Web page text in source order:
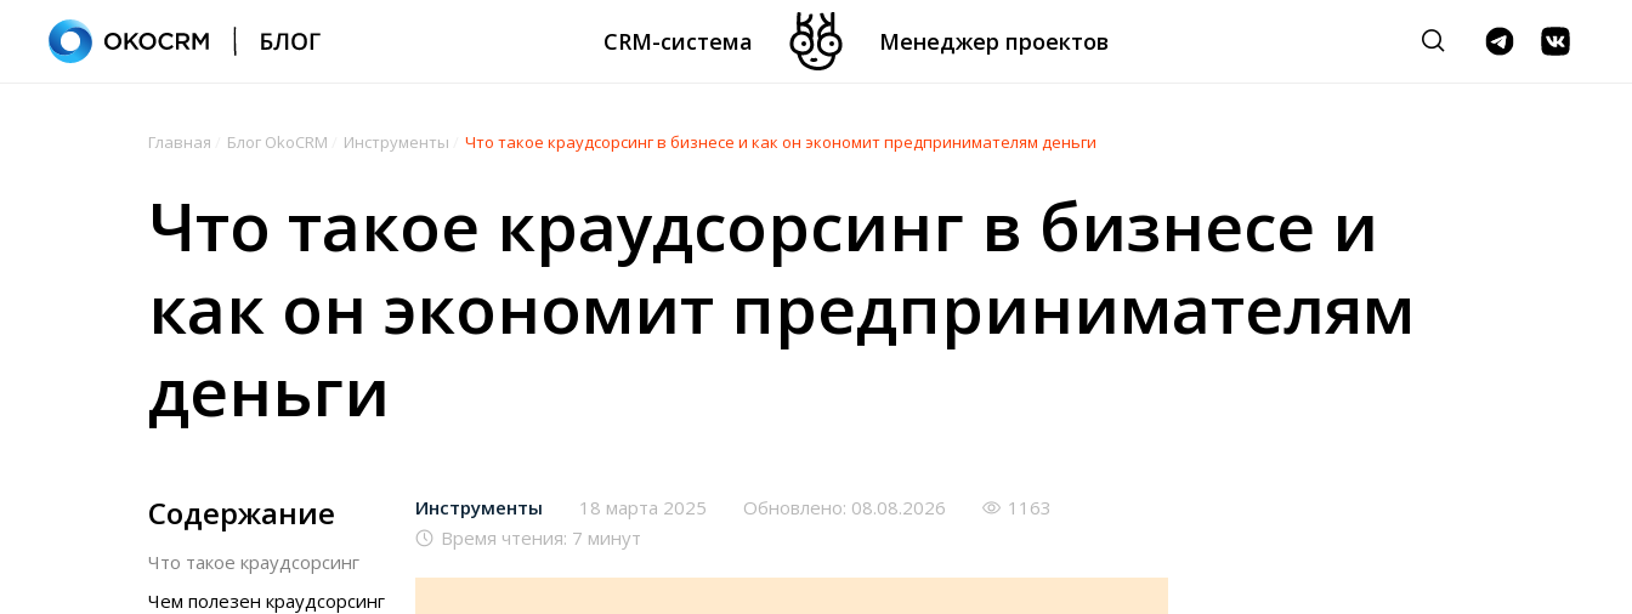
CRM-система Менеджер проектов
Главная Блог OkoCRM Инструменты Что такое краудсорсинг в бизнесе и как он экономит предпринимателям деньги
Что такое краудсорсинг в бизнесе и
как он экономит предпринимателям
деньги
Содержание
Что такое краудсорсинг
Чем полезен краудсорсинг
Инструменты 18 марта 2025 Обновлено: 08.08.2026
1163
Время чтения: 7 минут